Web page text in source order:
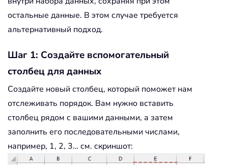
остальные данные. В этом случае требуется
альтернативный подход.
Шаг 1: Создайте вспомогательный
столбец для данных
Создайте новый столбец, который поможет нам
отслеживать порядок. Вам нужно вставить
столбец рядом с вашими данными, а затем
заполнить его последовательными числами,
например, 1, 2, 3… см. скриншот: